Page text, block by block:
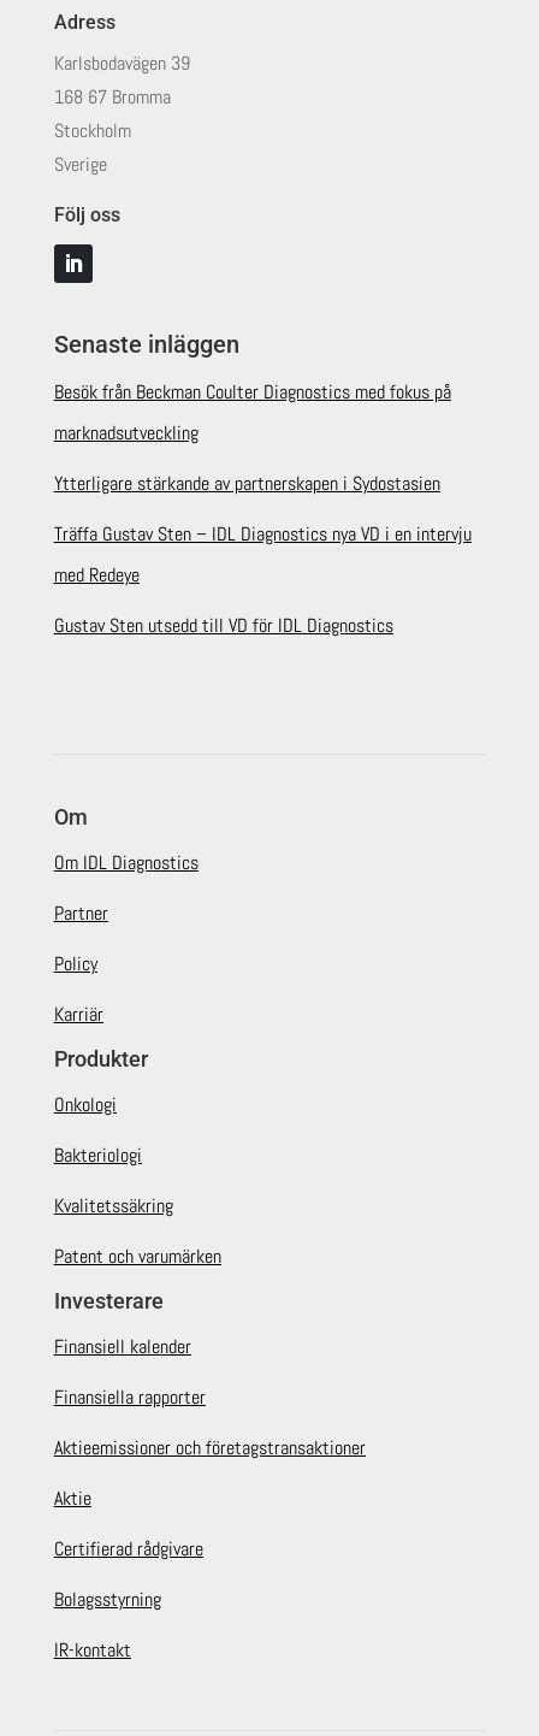
Adress
Karlsbodavägen 39
168 67 Bromma
Stockholm
Sverige
Följ oss
Senaste inläggen
Besök från Beckman Coulter Diagnostics med fokus på
marknadsutveckling
Ytterligare stärkande av partnerskapen i Sydostasien
Träffa Gustav Sten – IDL Diagnostics nya VD i en intervju
med Redeye
Gustav Sten utsedd till VD för IDL Diagnostics
Om
Om IDL Diagnostics
Partner
Policy
Karriär
Produkter
Onkologi
Bakteriologi
Kvalitetssäkring
Patent och varumärken
Investerare
Finansiell kalender
Finansiella rapporter
Aktieemissioner och företagstransaktioner
Aktie
Certifierad rådgivare
Bolagsstyrning
IR-kontakt